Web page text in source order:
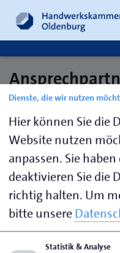
von
Heidi
0441
277
Seite empfehlen
Seite drucken
Dienste, die wir nutzen
Hier können Sie die
Website nutzen
anpassen. Sie
deaktivieren Sie die
richtig halten. Um
bitte unsere
Statistik & Analyse